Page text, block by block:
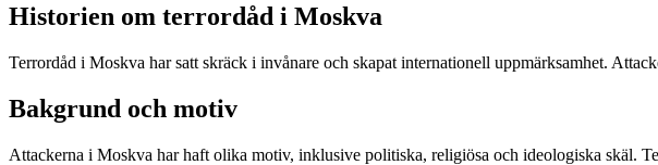
Historien om terrordåd i Moskva
Terrordåd i Moskva har satt skräck i invånare och skapat internationell uppmärksamhet.
Bakgrund och motiv
Attackerna i Moskva har haft olika motiv, inklusive politiska, religiösa och ideologiska skäl.